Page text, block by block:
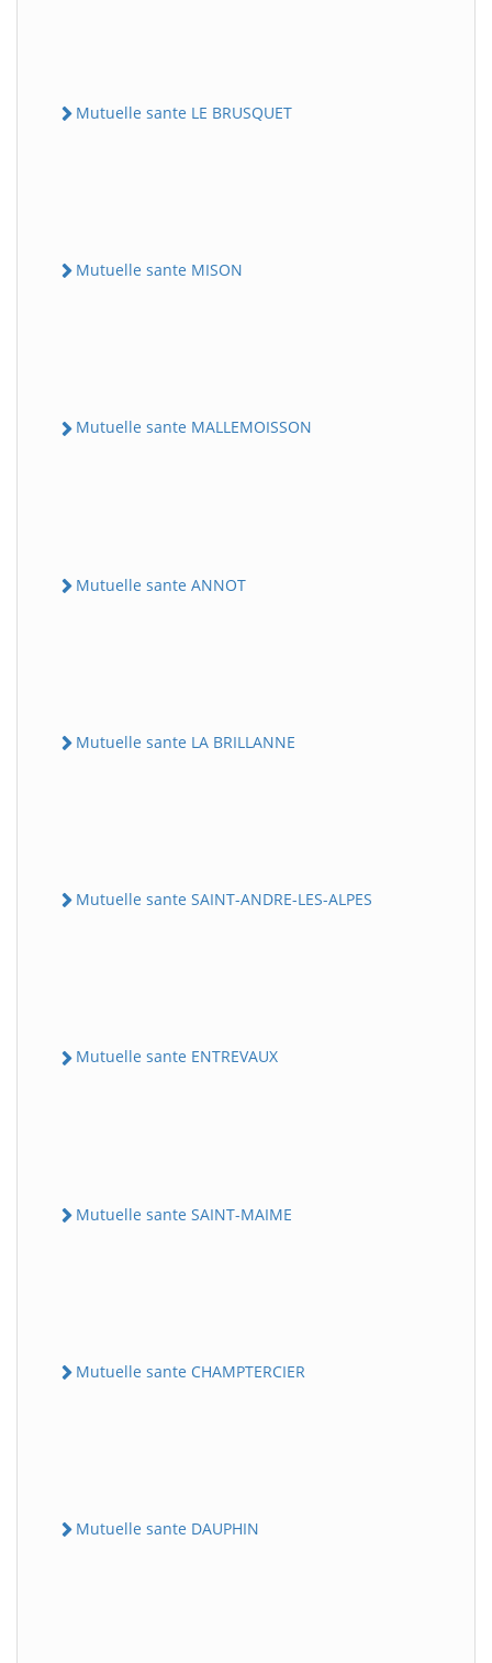
Mutuelle sante LE BRUSQUET
Mutuelle sante MISON
Mutuelle sante MALLEMOISSON
Mutuelle sante ANNOT
Mutuelle sante LA BRILLANNE
Mutuelle sante SAINT-ANDRE-LES-ALPES
Mutuelle sante ENTREVAUX
Mutuelle sante SAINT-MAIME
Mutuelle sante CHAMPTERCIER
Mutuelle sante DAUPHIN